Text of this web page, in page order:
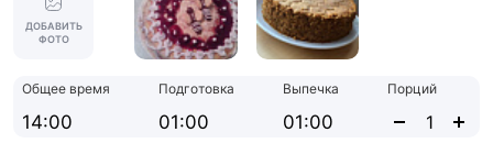
ДОБАВИТЬ
ФОТО
Общее время
14:00
Подготовка
01:00
Выпечка
01:00
Порций